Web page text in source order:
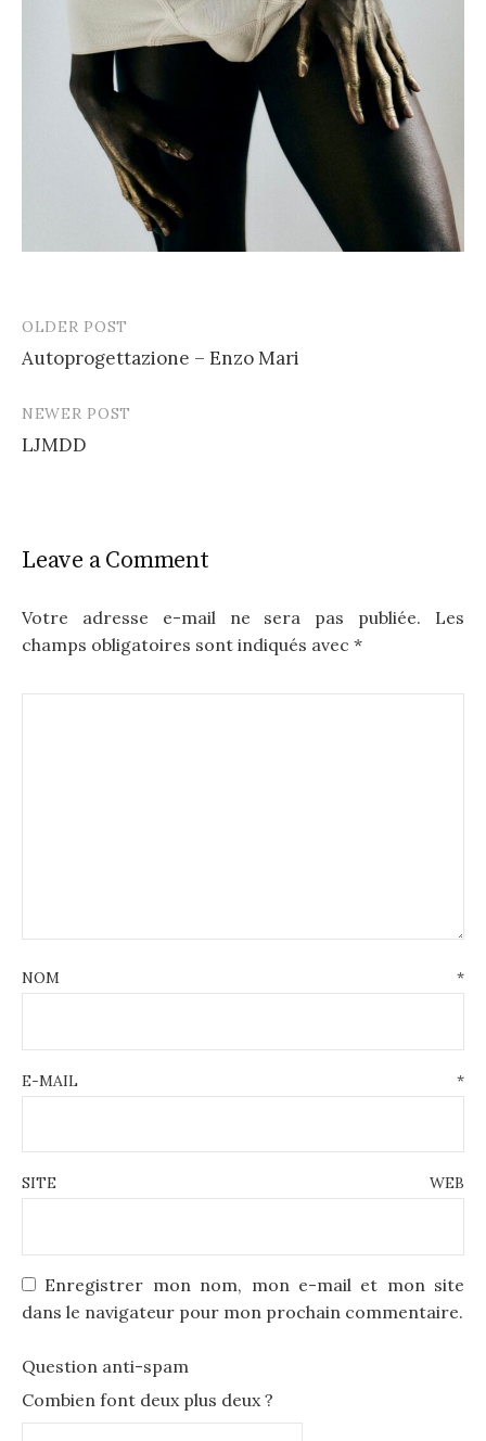
Post
navigation
OLDER POST
Autoprogettazione – Enzo Mari
NEWER POST
LJMDD
Leave a Comment
Votre adresse e-mail ne sera pas publiée.
Les
champs obligatoires sont indiqués avec *
NOM *
E-MAIL *
SITE WEB
Enregistrer mon nom, mon e-mail et mon site
dans le navigateur pour mon prochain commentaire.
Question anti-spam
Combien font deux plus deux ?